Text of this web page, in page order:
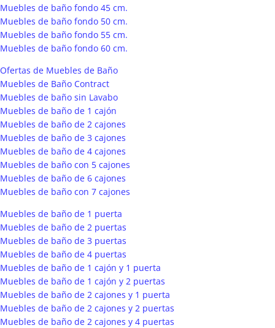
Muebles de baño fondo 45 cm.
Muebles de baño fondo 50 cm.
Muebles de baño fondo 55 cm.
Muebles de baño fondo 60 cm.
Ofertas de Muebles de Baño
Muebles de Baño Contract
Muebles de baño sin Lavabo
Muebles de baño de 1 cajón
Muebles de baño de 2 cajones
Muebles de baño de 3 cajones
Muebles de baño de 4 cajones
Muebles de baño con 5 cajones
Muebles de baño de 6 cajones
Muebles de baño con 7 cajones
Muebles de baño de 1 puerta
Muebles de baño de 2 puertas
Muebles de baño de 3 puertas
Muebles de baño de 4 puertas
Muebles de baño de 1 cajón y 1 puerta
Muebles de baño de 1 cajón y 2 puertas
Muebles de baño de 2 cajones y 1 puerta
Muebles de baño de 2 cajones y 2 puertas
Muebles de baño de 2 cajones y 4 puertas